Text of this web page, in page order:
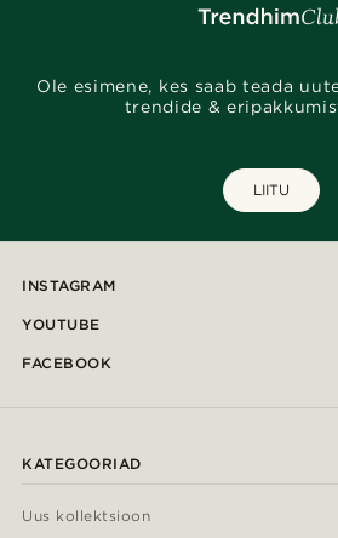
Ole esimene, kes saab teada
trendide &
LIITU
INSTAGRAM
YOUTUBE
FACEBOOK
KATEGOORIAD
Uus kollektsioon